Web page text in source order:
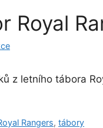
Royal
z letního tábora
Rangers,tábory